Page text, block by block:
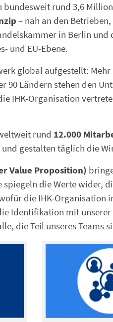
bundesweit rund 3,6
– nah an den
in Berlin
und EU-Ebene.
global aufgestellt: Mehr
90 Ländern stehen den
IHK-Organisation
rund 12.000
gestalten täglich die
Value Proposition)
spiegeln die Werte wider,
die IHK-Organisation
Identifikation mit
die Teil unseres Teams